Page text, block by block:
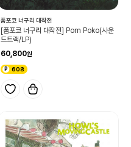
폼포코 너구리 대작전
[폼포코 너구리 대작전] Pom Poko(사운
드트랙/LP)
60,800
608